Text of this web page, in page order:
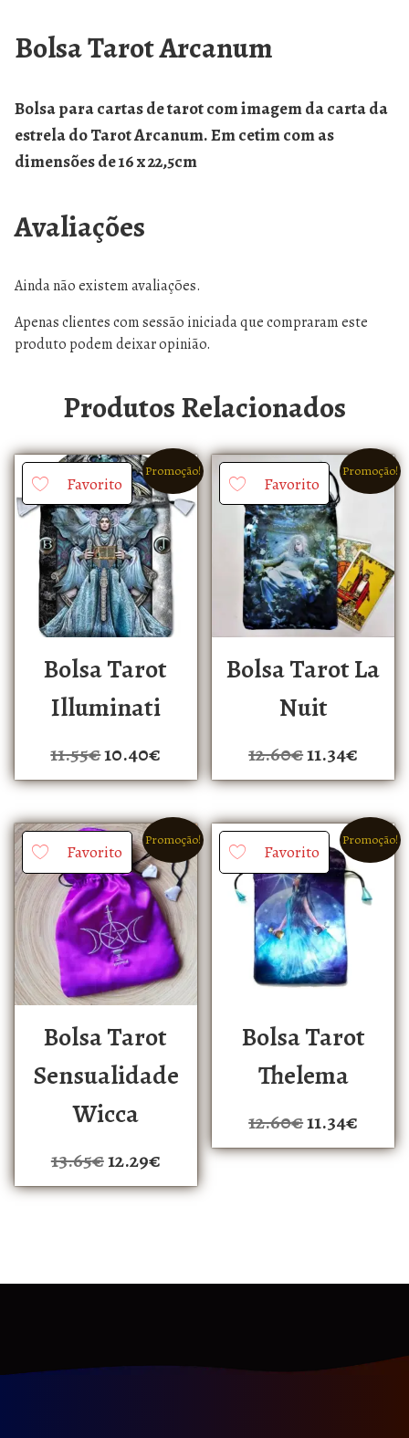
Bolsa Tarot Arcanum
Bolsa para cartas de tarot com imagem da carta da
estrela do Tarot Arcanum. Em cetim com as
dimensões de 16 x 22,5cm
Avaliações
Ainda não existem avaliações.
Apenas clientes com sessão iniciada que compraram este
produto podem deixar opinião.
Produtos Relacionados
Favorito
Promoção!
Bolsa Tarot
Illuminati
11.55€10.40€
Favorito
Promoção!
Bolsa Tarot La
Nuit
12.60€11.34€
Favorito
Promoção!
Bolsa Tarot
Sensualidade
Wicca
13.65€12.29€
Favorito
Promoção!
Bolsa Tarot
Thelema
12.60€11.34€